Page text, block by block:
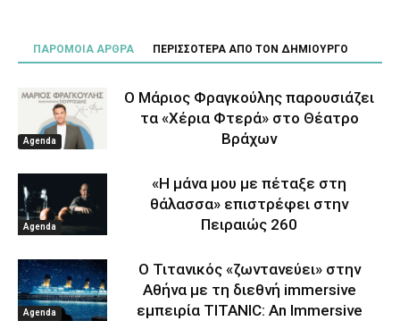
ΠΑΡΟΜΟΙΑ ΑΡΘΡΑ ΠΕΡΙΣΣΟΤΕΡΑ ΑΠΟ ΤΟΝ ΔΗΜΙΟΥΡΓΟ
Agenda
Ο Μάριος Φραγκούλης παρουσιάζει
τα «Χέρια Φτερά» στο Θέατρο
Βράχων
Agenda
«Η μάνα μου με πέταξε στη
θάλασσα» επιστρέφει στην
Πειραιώς 260
Agenda
Ο Τιτανικός «ζωντανεύει» στην
Αθήνα με τη διεθνή immersive
εμπειρία TITANIC: An Immersive